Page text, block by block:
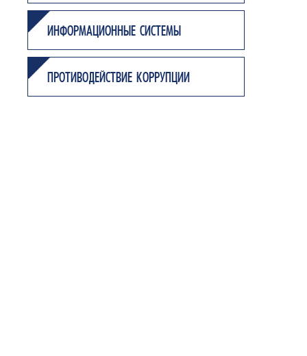
ИНФОРМАЦИОННЫЕ СИСТЕМЫ
ПРОТИВОДЕЙСТВИЕ КОРРУПЦИИ